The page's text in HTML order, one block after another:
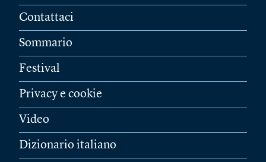
Contattaci
Sommario
Festival
Privacy e cookie
Video
Dizionario italiano